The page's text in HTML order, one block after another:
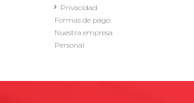
Privacidad
Formas de pago
Nuestra empresa
Personal